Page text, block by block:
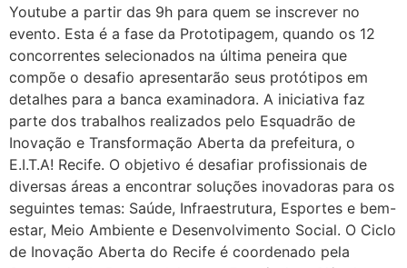
Youtube a partir das 9h para quem se inscrever no
evento. Esta é a fase da Prototipagem, quando os 12
concorrentes selecionados na última peneira que
compõe o desafio apresentarão seus protótipos em
detalhes para a banca examinadora. A iniciativa faz
parte dos trabalhos realizados pelo Esquadrão de
Inovação e Transformação Aberta da prefeitura, o
E.I.T.A! Recife. O objetivo é desafiar profissionais de
diversas áreas a encontrar soluções inovadoras para os
seguintes temas: Saúde, Infraestrutura, Esportes e bem-
estar, Meio Ambiente e Desenvolvimento Social. O Ciclo
de Inovação Aberta do Recife é coordenado pela